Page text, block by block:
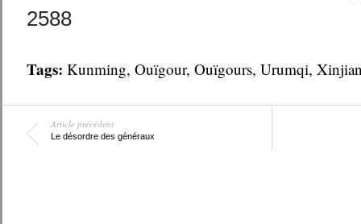
2588
Tags: Kunming, Ouïgour, Ouïgours, Urumqi,
Article précédent
Le désordre des généraux